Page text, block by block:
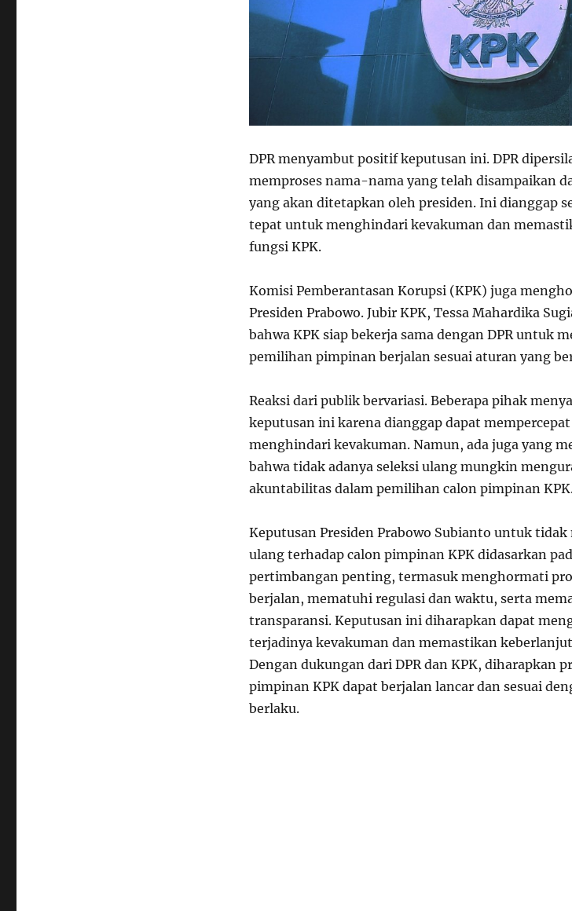
DPR menyambut positif keputusan ini. DPR
memproses nama-nama yang telah disampaikan
yang akan ditetapkan oleh presiden. Ini dianggap
tepat untuk menghindari kevakuman dan
fungsi KPK.
Komisi Pemberantasan Korupsi (KPK) juga
Presiden Prabowo. Jubir KPK, Tessa Mahardika
bahwa KPK siap bekerja sama dengan DPR untuk
pemilihan pimpinan berjalan sesuai aturan yang
Reaksi dari publik bervariasi. Beberapa pihak
keputusan ini karena dianggap dapat mempercepat
menghindari kevakuman. Namun, ada juga yang
bahwa tidak adanya seleksi ulang mungkin
akuntabilitas dalam pemilihan calon pimpinan
Keputusan Presiden Prabowo Subianto untuk tidak
ulang terhadap calon pimpinan KPK didasarkan
pertimbangan penting, termasuk menghormati
berjalan, mematuhi regulasi dan waktu, serta
transparansi. Keputusan ini diharapkan dapat
terjadinya kevakuman dan memastikan
Dengan dukungan dari DPR dan KPK, diharapkan
pimpinan KPK dapat berjalan lancar dan sesuai
berlaku.